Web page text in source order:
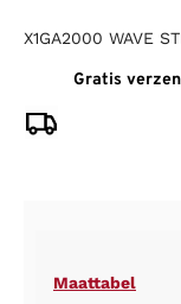
X1GA2000 WAVE
Gratis
Maattabel